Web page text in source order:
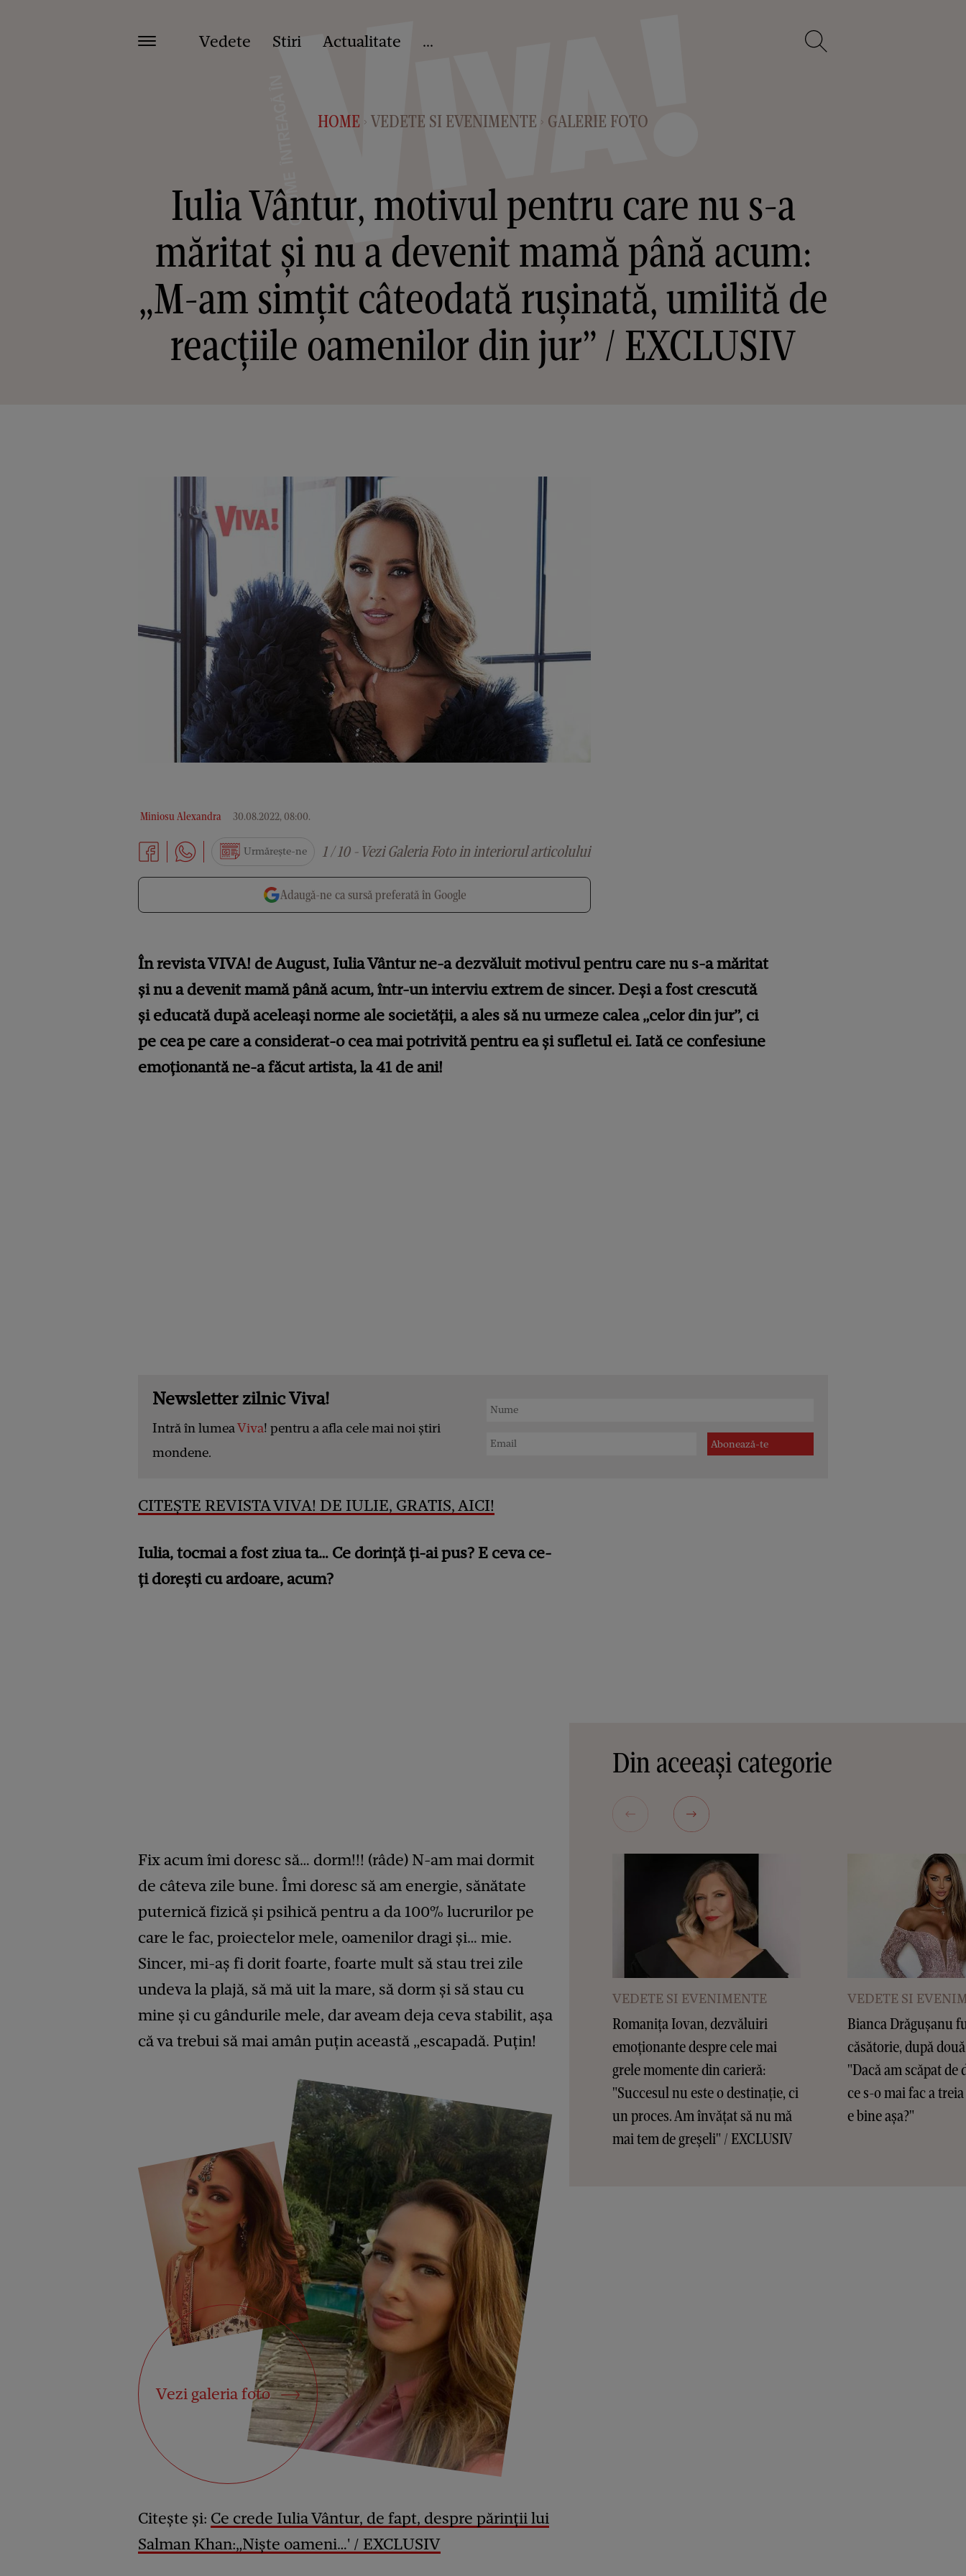
Vedete Stiri Actualitate ...
HOME > VEDETE SI EVENIMENTE > GALERIE FOTO
Iulia Vântur, motivul pentru care nu s-a
măritat și nu a devenit mamă până acum:
„M-am simțit câteodată rușinată, umilită de
reacțiile oamenilor din jur” / EXCLUSIV
Miniosu Alexandra 30.08.2022, 08:00.
Urmărește-ne 1 / 10 - Vezi Galeria Foto in interiorul articolului
Adaugă-ne ca sursă preferată în Google
În revista VIVA! de August, Iulia Vântur ne-a dezvăluit motivul pentru care nu s-a măritat
și nu a devenit mamă până acum, într-un interviu extrem de sincer. Deși a fost crescută
și educată după aceleași norme ale societății, a ales să nu urmeze calea „celor din jur”, ci
pe cea pe care a considerat-o cea mai potrivită pentru ea și sufletul ei. Iată ce confesiune
emoționantă ne-a făcut artista, la 41 de ani!
Newsletter zilnic Viva!
Intră în lumeaViva! pentru a afla cele mai noi știri
mondene.
CITEȘTE REVISTA VIVA! DE IULIE, GRATIS, AICI!
Iulia, tocmai a fost ziua ta… Ce dorință ți-ai pus? E ceva ce-
ți dorești cu ardoare, acum?
Fix acum îmi doresc să… dorm!!! (râde) N-am mai dormit
de câteva zile bune. Îmi doresc să am energie, sănătate
puternică fizică și psihică pentru a da 100% lucrurilor pe
care le fac, proiectelor mele, oamenilor dragi și… mie.
Sincer, mi-aș fi dorit foarte, foarte mult să stau trei zile
undeva la plajă, să mă uit la mare, să dorm și să stau cu
mine și cu gândurile mele, dar aveam deja ceva stabilit, așa
că va trebui să mai amân puțin această „escapadă. Puțin!
Vezi galeria foto
Citește și: Ce crede Iulia Vântur, de fapt, despre părinții lui
Salman Khan:„Niște oameni…' / EXCLUSIV
Din aceeași categorie
VEDETE SI EVENIMENTE
Romanița Iovan, dezvăluiri
emoționante despre cele mai
grele momente din carieră:
"Succesul nu este o destinație, ci
un proces. Am învățat să nu mă
mai tem de greșeli" / EXCLUSIV
VEDETE SI
Bianca Drăgușanu
căsătorie, după
"Dacă am scăpat de
ce s-o mai fac a
e bine așa?"